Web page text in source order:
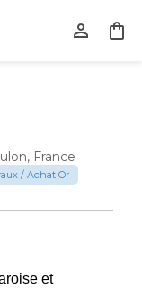
France
/ Achat Or
et